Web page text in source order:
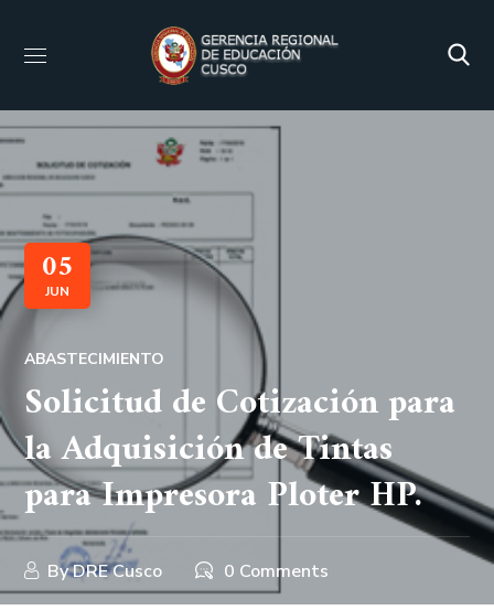
05
JUN
ABASTECIMIENTO
Solicitud de Cotización para
la Adquisición de Tintas
para Impresora Ploter HP.
ByDRE Cusco 0 Comments